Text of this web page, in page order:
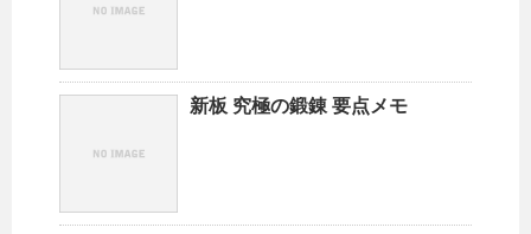
新板 究極の鍛錬 要点メモ